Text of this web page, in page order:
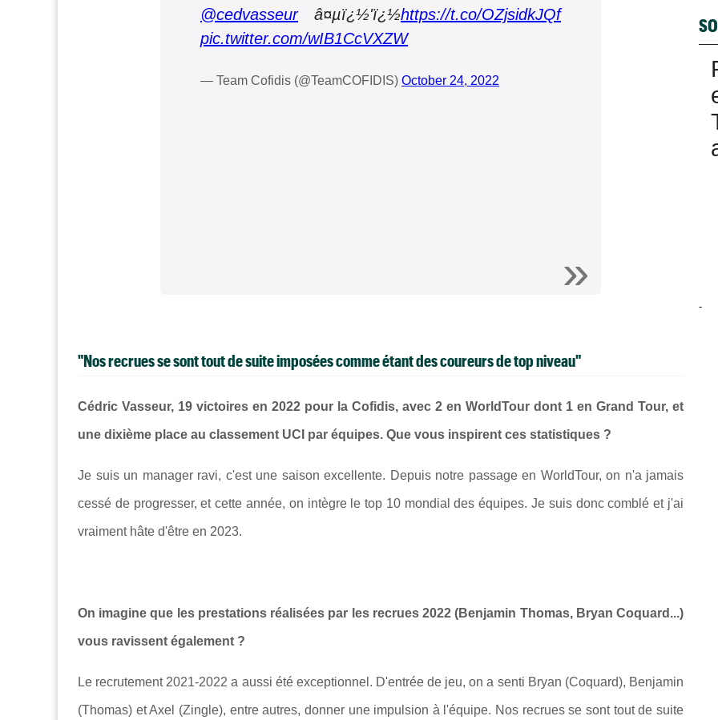
@cedvasseurâ¤µï¿½'ï¿½https://t.co/OZjsidkJQf
pic.twitter.com/wIB1CcVXZW
— Team Cofidis (@TeamCOFIDIS) October 24, 2022
"Nos recrues se sont tout de suite imposées comme étant des coureurs de top niveau"
Cédric Vasseur, 19 victoires en 2022 pour la Cofidis, avec 2 en WorldTour dont 1 en Grand Tour, et
une dixième place au classement UCI par équipes. Que vous inspirent ces statistiques ?
Je suis un manager ravi, c'est une saison excellente. Depuis notre passage en WorldTour, on n'a jamais
cessé de progresser, et cette année, on intègre le top 10 mondial des équipes. Je suis donc comblé et j'ai
vraiment hâte d'être en 2023.
On imagine que les prestations réalisées par les recrues 2022 (Benjamin Thomas, Bryan Coquard...)
vous ravissent également ?
Le recrutement 2021-2022 a aussi été exceptionnel. D'entrée de jeu, on a senti Bryan (Coquard), Benjamin
(Thomas) et Axel (Zingle), entre autres, donner une impulsion à l'équipe. Nos recrues se sont tout de suite
-